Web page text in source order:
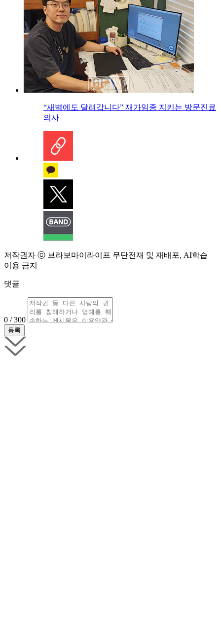
“새벽에도 달려갑니다” 재가임종 지키는 방문진료
의사
저작권자 ⓒ 브라보마이라이프 무단전재 및 재배포, AI학습
이용 금지
댓글
0 / 300